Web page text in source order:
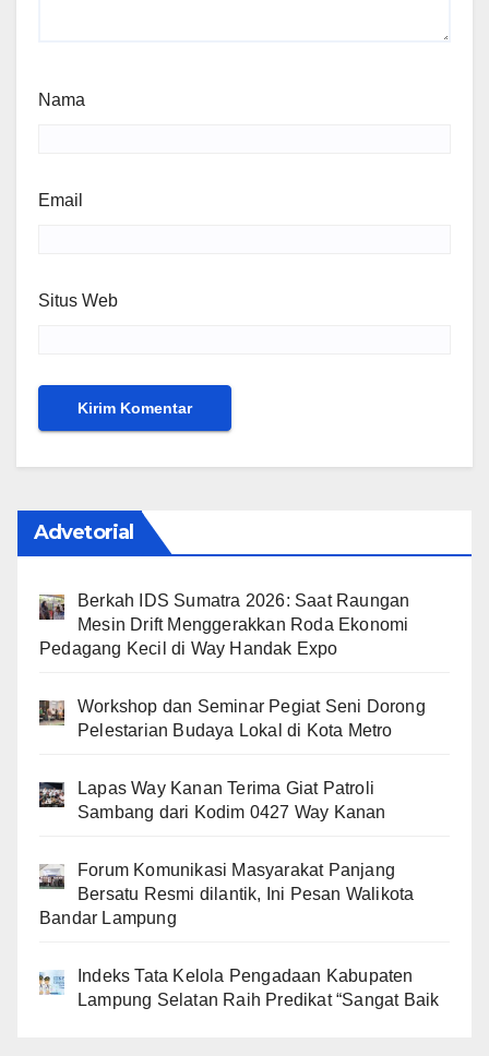
Nama
Email
Situs Web
Advetorial
Berkah IDS Sumatra 2026: Saat Raungan
Mesin Drift Menggerakkan Roda Ekonomi
Pedagang Kecil di Way Handak Expo
Workshop dan Seminar Pegiat Seni Dorong
Pelestarian Budaya Lokal di Kota Metro
Lapas Way Kanan Terima Giat Patroli
Sambang dari Kodim 0427 Way Kanan
Forum Komunikasi Masyarakat Panjang
Bersatu Resmi dilantik, Ini Pesan Walikota
Bandar Lampung
Indeks Tata Kelola Pengadaan Kabupaten
Lampung Selatan Raih Predikat “Sangat Baik